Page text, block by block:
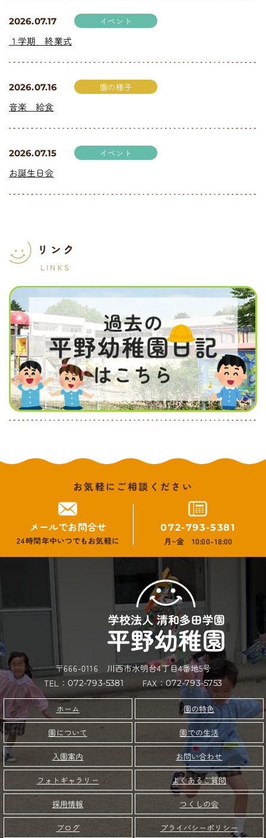
2026.07.17 イベント
１学期 終業式
2026.07.16 園の様子
音楽 給食
2026.07.15 イベント
お誕生日会
リンク
LINKS
お気軽にご相談ください
メールでお問合せ
24時間年中いつでもお気軽に
072-793-5381
月~金 10:00-18:00
〒666-0116 川西市水明台4丁目4番地5号
TEL：072-793-5381 FAX： 072-793-5753
ホーム 園の特色
園について 園での生活
入園案内 お問い合わせ
フォトギャラリー よくあるご質問
採用情報 つくしの会
ブログ プライバシーポリシー